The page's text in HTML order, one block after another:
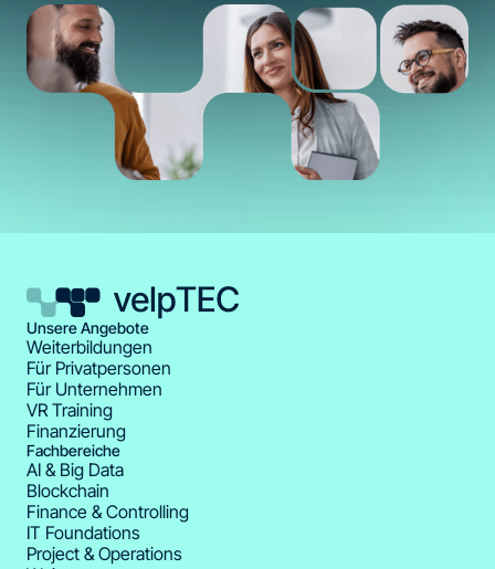
Unsere Angebote
Weiterbildungen
Für Privatpersonen
Für Unternehmen
VR Training
Finanzierung
Fachbereiche
AI & Big Data
Blockchain
Finance & Controlling
IT Foundations
Project & Operations